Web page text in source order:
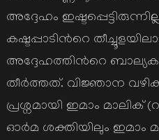
അദ്ദേഹം
കഷ്ടപ്പാടിന്‍റെ
അദ്ദേഹത്തിന്‍റെ
തീര്‍ത്തത്. വിജ്ഞാന
പ്രശ്നമായി ഇമാം മാലിക്
ഓര്‍മ ശക്തിയിലും ഇമാം